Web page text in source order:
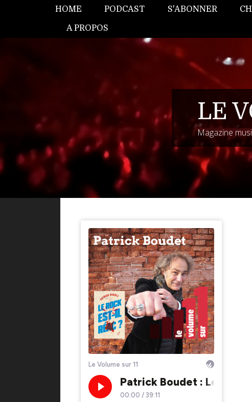
HOME PODCAST S'ABONNER
A PROPOS
LE
Magazine